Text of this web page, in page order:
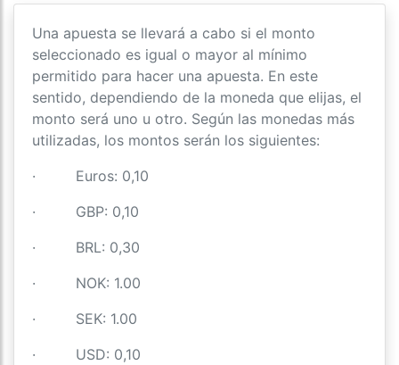
Una apuesta se llevará a cabo si el monto
seleccionado es igual o mayor al mínimo
permitido para hacer una apuesta. En este
sentido, dependiendo de la moneda que elijas, el
monto será uno u otro. Según las monedas más
utilizadas, los montos serán los siguientes:
· Euros: 0,10
· GBP: 0,10
· BRL: 0,30
· NOK: 1.00
· SEK: 1.00
· USD: 0,10